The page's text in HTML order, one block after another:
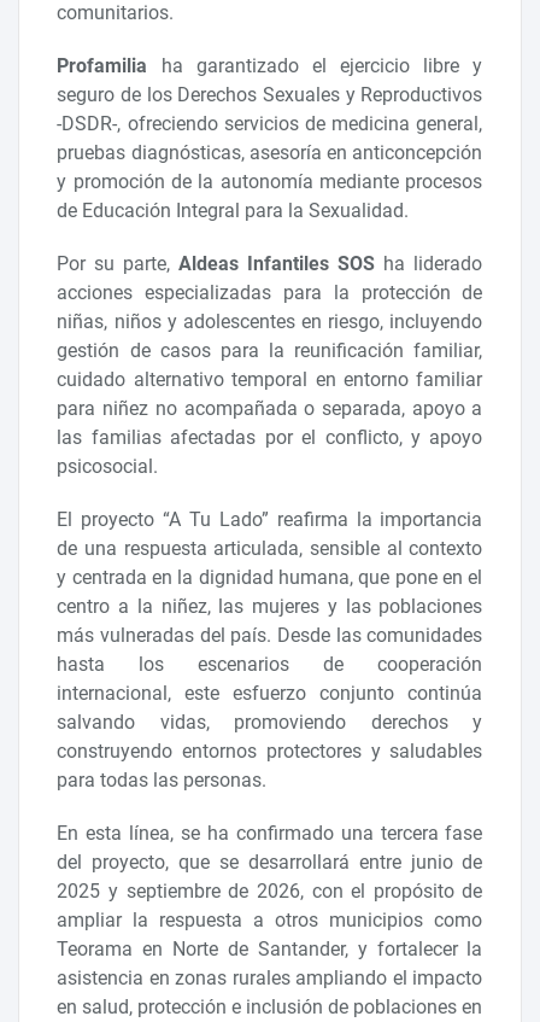
comunitarios.
Profamilia ha garantizado el ejercicio libre y
seguro de los Derechos Sexuales y Reproductivos
-DSDR-, ofreciendo servicios de medicina general,
pruebas diagnósticas, asesoría en anticoncepción
y promoción de la autonomía mediante procesos
de Educación Integral para la Sexualidad.
Por su parte,Aldeas Infantiles SOS ha liderado
acciones especializadas para la protección de
niñas, niños y adolescentes en riesgo, incluyendo
gestión de casos para la reunificación familiar,
cuidado alternativo temporal en entorno familiar
para niñez no acompañada o separada, apoyo a
las familias afectadas por el conflicto, y apoyo
psicosocial.
El proyecto “A Tu Lado” reafirma la importancia
de una respuesta articulada, sensible al contexto
y centrada en la dignidad humana, que pone en el
centro a la niñez, las mujeres y las poblaciones
más vulneradas del país. Desde las comunidades
hasta los escenarios de cooperación
internacional, este esfuerzo conjunto continúa
salvando vidas, promoviendo derechos y
construyendo entornos protectores y saludables
para todas las personas.
En esta línea, se ha confirmado una tercera fase
del proyecto, que se desarrollará entre junio de
2025 y septiembre de 2026, con el propósito de
ampliar la respuesta a otros municipios como
Teorama en Norte de Santander, y fortalecer la
asistencia en zonas rurales ampliando el impacto
en salud, protección e inclusión de poblaciones en